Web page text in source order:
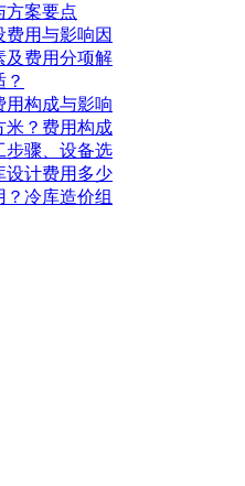
方案要点
用与影响因
及费用分项解
用构成与影响
米？费用构成
步骤、设备选
设计费用多少
冷库造价组